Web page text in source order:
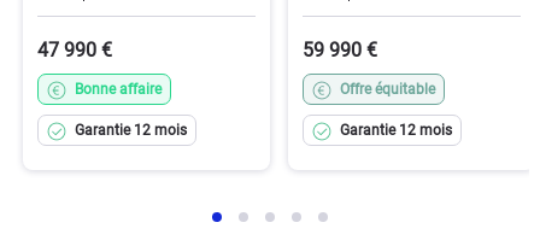
47 990 €
Bonne affaire
Garantie 12 mois
59 990 €
Offre équitable
Garantie 12 mois